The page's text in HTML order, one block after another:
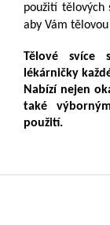
použití tělových
aby Vám
Tělové svíce
lékárničky
Nabízí nejen
také
použití.